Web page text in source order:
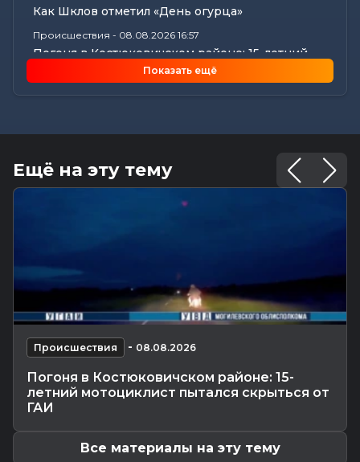
Как Шклов отметил «День огурца»
Происшествия - 08.08.2026 16:57
Погоня в Костюковичском районе: 15-летний
мотоциклист пытался...
Смертельное ДТП в Белыничском районе:
мотоциклист погиб на месте
Готовим вкусно | медальоны из говядины, салат
с баклажанами, заливной...
Калейдоскоп -08.08.2026 06:30
Что приготовили звезды на 9 августа:
инструкции по управлению судьбой
Главное -07.08.2026 20:30
От автолавок до цен на продукты: Лукашенко
обозначил проблемы...
Показать ещё
Ещё на эту тему
Происшествия - 08.08.2026
Погоня в Костюковичском районе: 15-
летний мотоциклист пытался скрыться от
ГАИ
Все материалы на эту тему